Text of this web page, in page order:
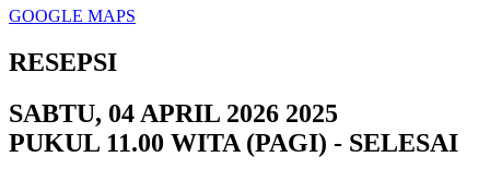
GOOGLE MAPS
RESEPSI
SABTU, 04 APRIL 2026 2025
PUKUL 11.00 WITA (PAGI) - SELESAI